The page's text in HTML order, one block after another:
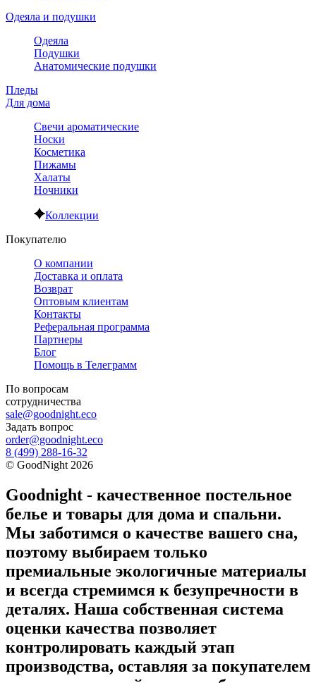
Одеяла и подушки
Одеяла
Подушки
Анатомические подушки
Пледы
Для дома
Свечи ароматические
Носки
Косметика
Пижамы
Халаты
Ночники
Коллекции
Покупателю
О компании
Доставка и оплата
Возврат
Оптовым клиентам
Контакты
Реферальная программа
Партнеры
Блог
Помощь в Телеграмм
По вопросам
сотрудничества
sale@goodnight.eco
Задать вопрос
order@goodnight.eco
8 (499) 288-16-32
© GoodNight 2026
Goodnight - качественное постельное
белье и товары для дома и спальни.
Мы заботимся о качестве вашего сна,
поэтому выбираем только
премиальные экологичные материалы
и всегда стремимся к безупречности в
деталях. Наша собственная система
оценки качества позволяет
контролировать каждый этап
производства, оставляя за покупателем